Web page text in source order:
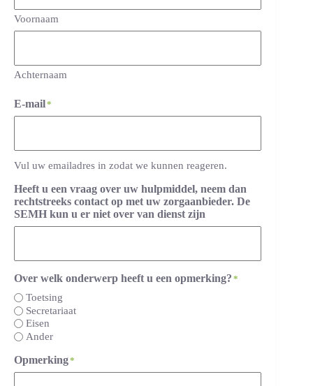
Voornaam
Achternaam
E-mail*
Vul uw emailadres in zodat we kunnen reageren.
Heeft u een vraag over uw hulpmiddel, neem dan
rechtstreeks contact op met uw zorgaanbieder. De
SEMH kun u er niet over van dienst zijn
Over welk onderwerp heeft u een opmerking? *
Toetsing
Secretariaat
Eisen
Ander
Opmerking*